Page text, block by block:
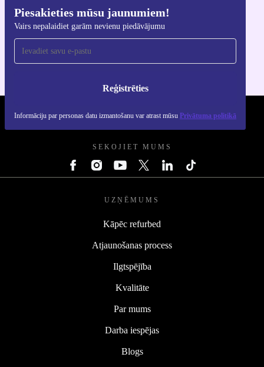
Piesakieties mūsu jaunumiem!
Vairs nepalaidiet garām nevienu piedāvājumu
Reģistrēties
Informāciju par personas datu izmantošanu var atrast mūsu Privātuma politikā
Lejupielādējiet refurbed lietotni
iOS un Android ierīcēm
REFURBED - RETHINK NEW.
SEKOJIET MUMS
UZŅĒMUMS
Kāpēc refurbed
Atjaunošanas process
Ilgtspējība
Kvalitāte
Par mums
Darba iespējas
Blogs